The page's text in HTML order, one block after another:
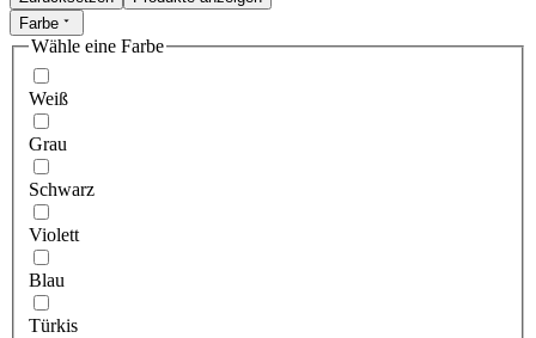
Farbe
Wähle eine Farbe
Weiß
Grau
Schwarz
Violett
Blau
Türkis